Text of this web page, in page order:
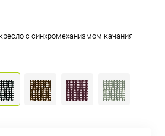
с синхромеханизмом качания